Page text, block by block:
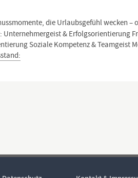
die Urlaubsgefühl wecken –
& Erfolgsorientierung
Soziale Kompetenz & Teamgeist